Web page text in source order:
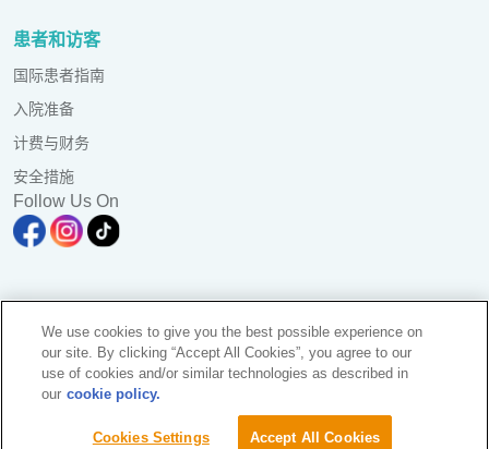
请求预约
患者和访客
国际患者指南
入院准备
计费与财务
安全措施
Follow Us On
198101006941 (73056-D)
All Rights Reserved. Photos are for illustration purposes only
KKLIU 2581/ EXP 31.12.2028
PD Access Request Form
Sustainability
We use cookies to give you the best possible experience on
our site. By clicking “Accept All Cookies”, you agree to our
use of cookies and/or similar technologies as described in
our cookie policy.
Cookies Settings Accept All Cookies